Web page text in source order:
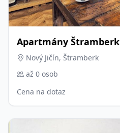
Apartmány Štramberk
Nový Jičín, Štramberk
až 0 osob
Cena na dotaz